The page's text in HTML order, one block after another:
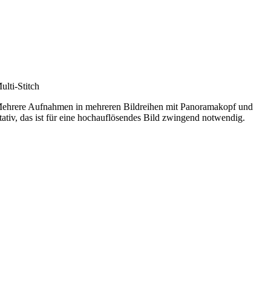
Stitch
Aufnahmen in mehreren Bildreihen mit Panoramakopf und
das ist für eine hochauflösendes Bild zwingend notwendig.